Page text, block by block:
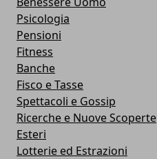
Psicologia
Pensioni
Fitness
Banche
Fisco e Tasse
Spettacoli e Gossip
Ricerche e Nuove Scoperte
Esteri
Lotterie ed Estrazioni